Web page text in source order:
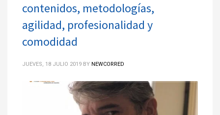
contenidos, metodologías,
agilidad, profesionalidad y
comodidad
JUEVES, 18 JULIO 2019 BY NEWCORRED